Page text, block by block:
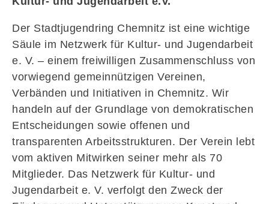
Der Stadtjugendring Chemnitz ist eine wichtige
Säule im Netzwerk für Kultur- und Jugendarbeit
e. V. – einem freiwilligen Zusammenschluss von
vorwiegend gemeinnützigen Vereinen,
Verbänden und Initiativen in Chemnitz. Wir
handeln auf der Grundlage von demokratischen
Entscheidungen sowie offenen und
transparenten Arbeitsstrukturen. Der Verein lebt
vom aktiven Mitwirken seiner mehr als 70
Mitglieder. Das Netzwerk für Kultur- und
Jugendarbeit e. V. verfolgt den Zweck der